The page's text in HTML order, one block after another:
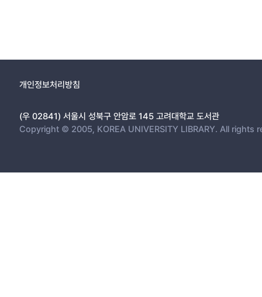
개인정보처리방침
(우 02841) 서울시 성북구 안암로 145 고려대학교 도서관
Copyright © 2005, KOREA UNIVERSITY LIBRARY. All rights